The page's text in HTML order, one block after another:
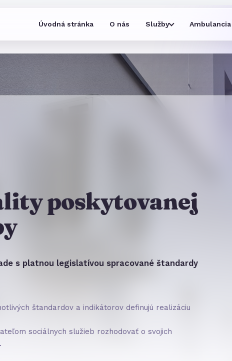
Úvodná stránka O nás Služby Ambulancia
poskytovanej
s platnou legislatívou spracované štandardy
štandardov a indikátorov definujú realizáciu
sociálnych služieb rozhodovať o svojich